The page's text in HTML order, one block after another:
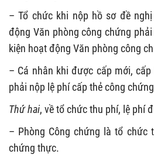
– Tổ chức khi nộp hồ sơ đề
động Văn phòng công chứng
kiện hoạt động Văn phòng công
– Cá nhân khi được cấp mới,
phải nộp lệ phí cấp thẻ công
Thứ hai, về tổ chức thu phí, lệ phí
– Phòng Công chứng là tổ chức
chứng thực.